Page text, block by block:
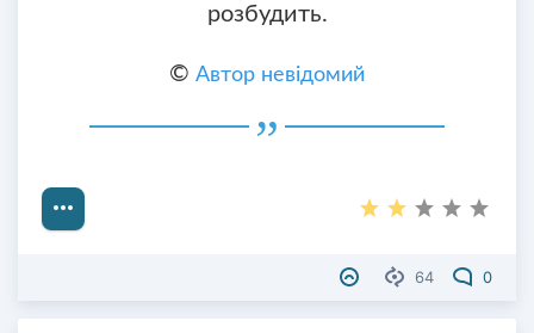
розбудить.
© Автор невідомий
64 0